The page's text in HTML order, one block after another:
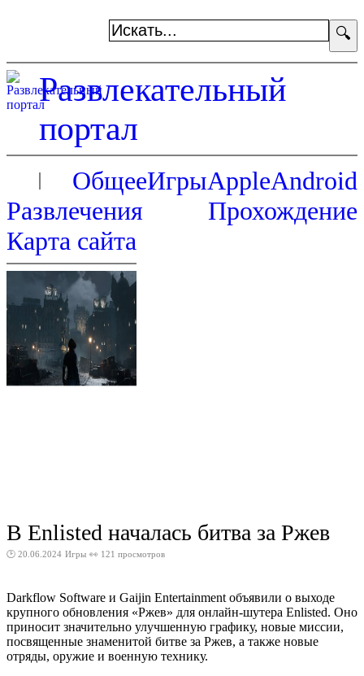
🔍
Развлекательный
портал
ОбщееИгрыAppleAndroid
Развлечения
Прохождение
Карта сайта
В Enlisted началась битва за Ржев
🕑 20.06.2024 Игры 👀 121 просмотров
Darkflow Software и Gaijin Entertainment объявили о выходе
крупного обновления «Ржев» для онлайн-шутера Enlisted. Оно
приносит значительно улучшенную графику, новые миссии,
посвященные знаменитой битве за Ржев, а также новые
отряды, оружие и военную технику.